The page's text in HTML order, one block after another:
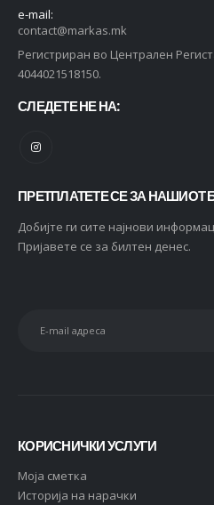
e-mail:
contact@markas.mk
Регистриран во Централен
4044021518150.
СЛЕДЕТЕ НЕ НА:
ПРЕТПЛАТЕТЕ СЕ ЗА НАШИОТ
Добијте ги сите најнови
Пријавете се за билтен денес.
КОРИСНИЧКИ УСЛУГИ
Moja сметка
Историја на нарачки